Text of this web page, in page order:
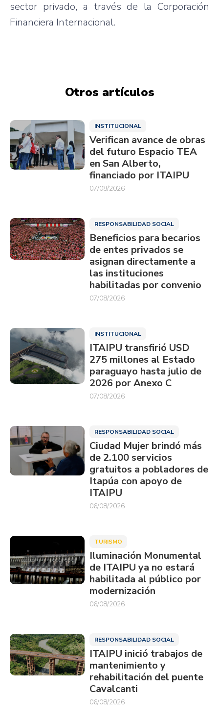
sector privado, a través de la Corporación
Financiera Internacional.
Otros artículos
INSTITUCIONAL
Verifican avance de obras
del futuro Espacio TEA
en San Alberto,
financiado por ITAIPU
07/08/2026
RESPONSABILIDAD SOCIAL
Beneficios para becarios
de entes privados se
asignan directamente a
las instituciones
habilitadas por convenio
07/08/2026
INSTITUCIONAL
ITAIPU transfirió USD
275 millones al Estado
paraguayo hasta julio de
2026 por Anexo C
07/08/2026
RESPONSABILIDAD SOCIAL
Ciudad Mujer brindó más
de 2.100 servicios
gratuitos a pobladores de
Itapúa con apoyo de
ITAIPU
06/08/2026
TURISMO
Iluminación Monumental
de ITAIPU ya no estará
habilitada al público por
modernización
06/08/2026
RESPONSABILIDAD SOCIAL
ITAIPU inició trabajos de
mantenimiento y
rehabilitación del puente
Cavalcanti
06/08/2026